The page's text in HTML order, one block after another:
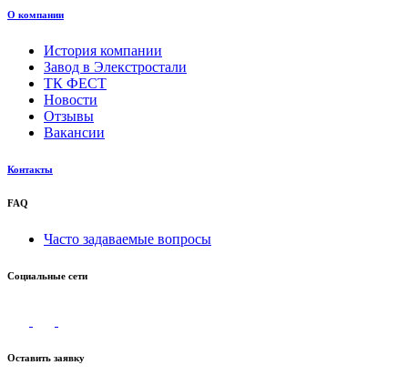
О компании
История компании
Завод в Элекстростали
ТК ФЕСТ
Новости
Отзывы
Вакансии
Контакты
FAQ
Часто задаваемые вопросы
Социальные сети
Оставить заявку